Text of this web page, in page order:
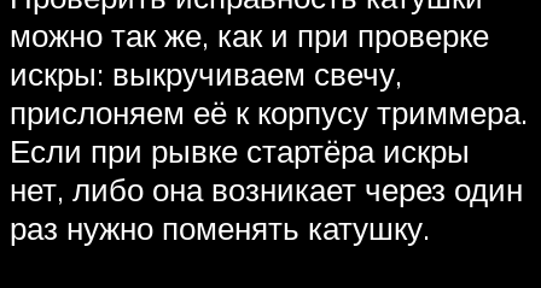
можно так же, как и при проверке
искры: выкручиваем свечу,
прислоняем её к корпусу триммера.
Если при рывке стартёра искры
нет, либо она возникает через один
раз нужно поменять катушку.